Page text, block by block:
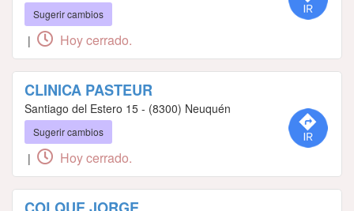
Sugerir cambios
| Hoy cerrado.
CLINICA PASTEUR
Santiago del Estero 15 - (8300) Neuquén
Sugerir cambios
| Hoy cerrado.